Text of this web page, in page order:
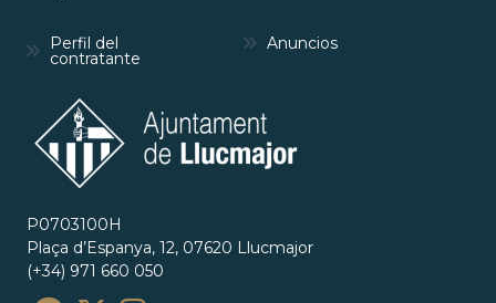
Perfil del
contratante
Anuncios
P0703100H
Plaça d’Espanya, 12, 07620 Llucmajor
(+34) 971 660 050